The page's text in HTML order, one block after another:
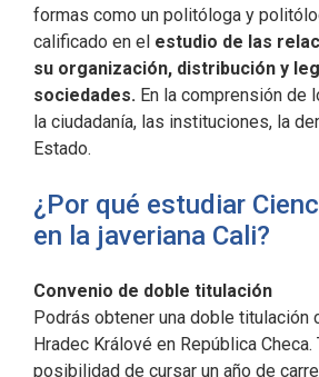
formas como un politóloga y
calificado en el estudio de las
su organización, distribución y
sociedades. En la comprensión de
la ciudadanía, las instituciones, la
Estado.
¿Por qué estudiar
en la javeriana Cali?
Convenio de doble titulación
Podrás obtener una doble titulación
Hradec Králové en República
posibilidad de cursar un año de